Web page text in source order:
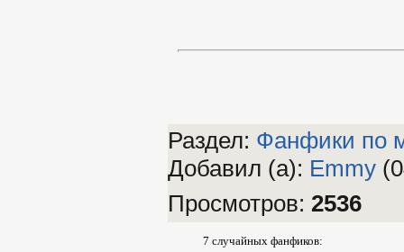
Раздел: Фанфики по
Добавил (а): Emmy
Просмотров: 2536
7 случайных фанфиков: